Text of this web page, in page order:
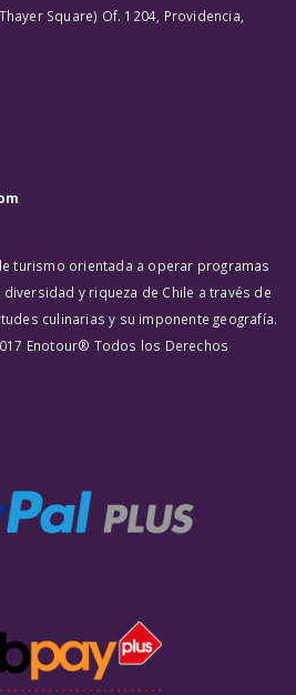
Square) Of. 1204, Providencia,
turismo orientada a operar programas
y riqueza de Chile a través de
culinarias y su imponente geografía.
Enotour® Todos los Derechos